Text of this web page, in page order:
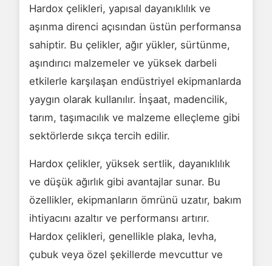
Hardox çelikleri, yapısal dayanıklılık ve
aşınma direnci açısından üstün performansa
sahiptir. Bu çelikler, ağır yükler, sürtünme,
aşındırıcı malzemeler ve yüksek darbeli
etkilerle karşılaşan endüstriyel ekipmanlarda
yaygın olarak kullanılır. İnşaat, madencilik,
tarım, taşımacılık ve malzeme elleçleme gibi
sektörlerde sıkça tercih edilir.
Hardox çelikler, yüksek sertlik, dayanıklılık
ve düşük ağırlık gibi avantajlar sunar. Bu
özellikler, ekipmanların ömrünü uzatır, bakım
ihtiyacını azaltır ve performansı artırır.
Hardox çelikleri, genellikle plaka, levha,
çubuk veya özel şekillerde mevcuttur ve